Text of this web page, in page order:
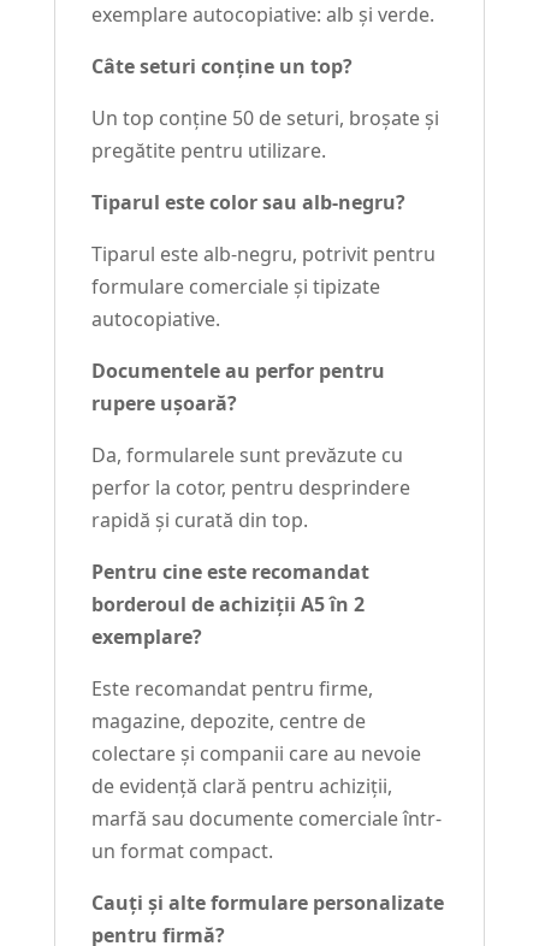
exemplare autocopiative: alb și verde.
Câte seturi conține un top?
Un top conține 50 de seturi, broșate și
pregătite pentru utilizare.
Tiparul este color sau alb-negru?
Tiparul este alb-negru, potrivit pentru
formulare comerciale și tipizate
autocopiative.
Documentele au perfor pentru
rupere ușoară?
Da, formularele sunt prevăzute cu
perfor la cotor, pentru desprindere
rapidă și curată din top.
Pentru cine este recomandat
borderoul de achiziții A5 în 2
exemplare?
Este recomandat pentru firme,
magazine, depozite, centre de
colectare și companii care au nevoie
de evidență clară pentru achiziții,
marfă sau documente comerciale într-
un format compact.
Cauți și alte formulare personalizate
pentru firmă?